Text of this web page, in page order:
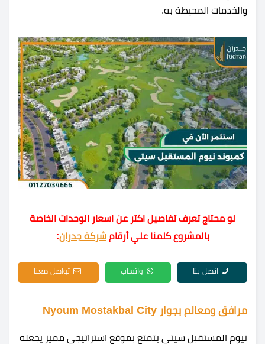
والخدمات المحيطة به.
لو محتاج تعرف تفاصيل اكتر عن اسعار الوحدات الخاصة
بالمشروع كلمنا علي أرقامشركة جدران:
اتصل بنا واتساب تواصل معنا
مرافق ومعالم بجوار Nyoum Mostakbal City
نيوم المستقبل سيتي يتمتع بموقع استراتيجي مميز يجعله